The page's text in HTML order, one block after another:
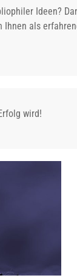
Ideen?
als
wird!